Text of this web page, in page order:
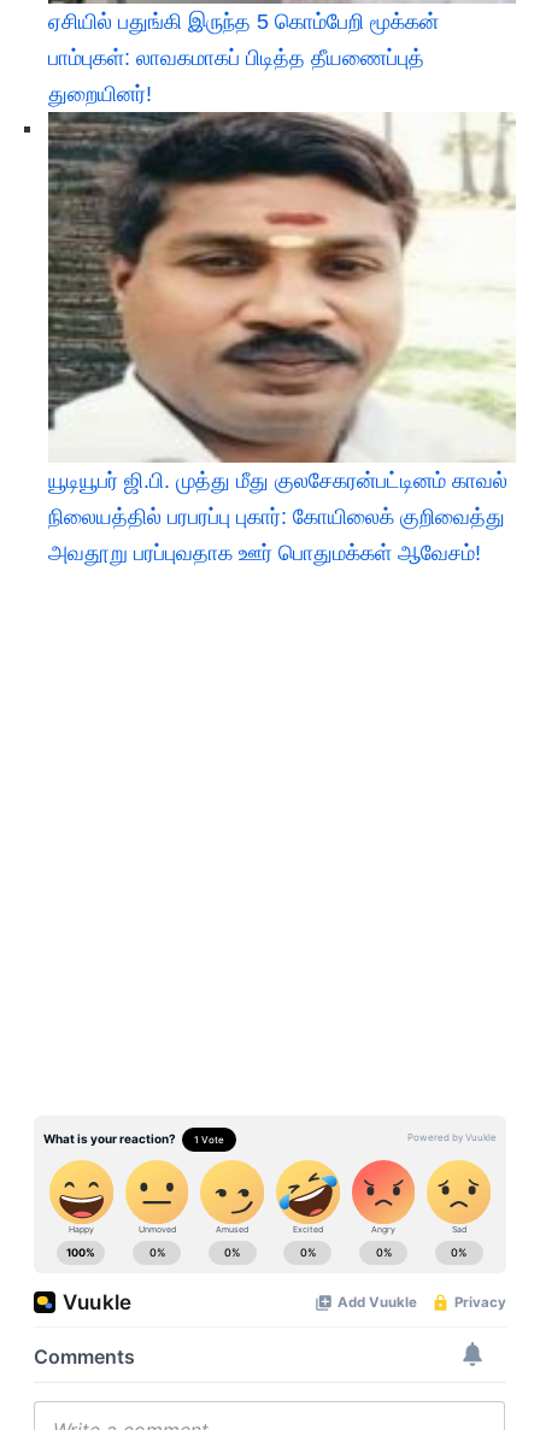
ஏசியில் பதுங்கி இருந்த 5 கொம்பேறி மூக்கன்
பாம்புகள்: லாவகமாகப் பிடித்த தீயணைப்புத்
துறையினர்!
யூடியூபர் ஜி.பி. முத்து மீது குலசேகரன்பட்டினம் காவல்
நிலையத்தில் பரபரப்பு புகார்: கோயிலைக் குறிவைத்து
அவதூறு பரப்புவதாக ஊர் பொதுமக்கள் ஆவேசம்!